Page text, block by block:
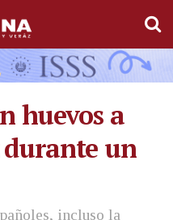
huevos a
durante un
incluso la